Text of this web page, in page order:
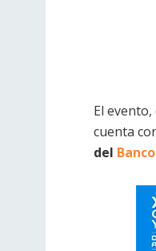
El
cuenta
del